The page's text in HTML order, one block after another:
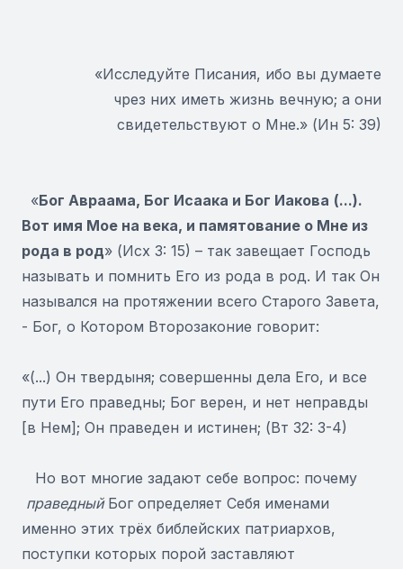
«Исследуйте Писания, ибо вы думаете
чрез них иметь жизнь вечную; а они
свидетельствуют о Мне.» (Ин 5: 39)
«Бог Авраама, Бог Исаака и Бог Иакова (...).
Вот имя Мое на века, и памятование о Мне из
рода в род» (Исх 3: 15) – так завещает Господь
называть и помнить Его из рода в род. И так Он
назывался на протяжении всего Старого Завета,
- Бог, о Котором Второзаконие говорит:
«(...) Он твердыня; совершенны дела Его, и все
пути Его праведны; Бог верен, и нет неправды
[в Нем]; Он праведен и истинен; (Вт 32: 3-4)
Но вот многие задают себе вопрос: почему
праведныйБог определяет Себя именами
именно этих трёх библейских патриархов,
поступки которых порой заставляют